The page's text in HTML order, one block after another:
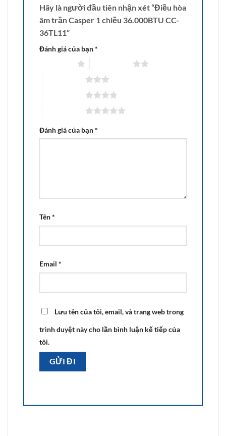
Hãy là người đầu tiên nhận xét “Điều hòa
âm trần Casper 1 chiều 36.000BTU CC-
36TL11”
Đánh giá của bạn*
Đánh giá của bạn*
Tên*
Email *
Lưu tên của tôi, email, và trang web trong
trình duyệt này cho lần bình luận kế tiếp của
tôi.